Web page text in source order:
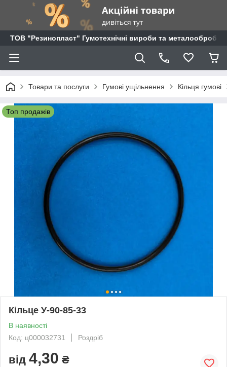
ТОВ "Резинопласт" Гумотехнічні вироби та металообробка
Товари та послуги Гумові ущільнення Кільця гумові
Топ продажів
Кільце У-90-85-33
В наявності
Код: ц000032731
Роздріб
від 4,30 ₴